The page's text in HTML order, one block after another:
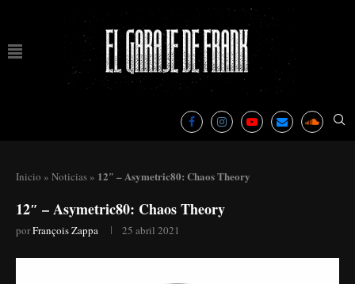
Inicio » Noticias » 12″ – Asymetric80: Chaos Theory
12″ – Asymetric80: Chaos Theory
porFrançois Zappa 25 abril 2021